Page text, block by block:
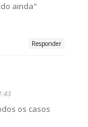
ainda"
Responder
os casos